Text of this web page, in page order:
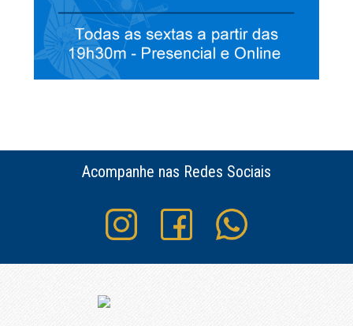
Acompanhe nas Redes Sociais